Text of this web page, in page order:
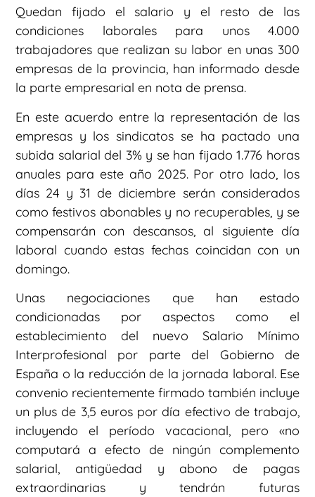
Quedan fijado el salario y el resto de las
condiciones laborales para unos 4.000
trabajadores que realizan su labor en unas 300
empresas de la provincia, han informado desde
la parte empresarial en nota de prensa.
En este acuerdo entre la representación de las
empresas y los sindicatos se ha pactado una
subida salarial del 3% y se han fijado 1.776 horas
anuales para este año 2025. Por otro lado, los
días 24 y 31 de diciembre serán considerados
como festivos abonables y no recuperables, y se
compensarán con descansos, al siguiente día
laboral cuando estas fechas coincidan con un
domingo.
Unas negociaciones que han estado
condicionadas por aspectos como el
establecimiento del nuevo Salario Mínimo
Interprofesional por parte del Gobierno de
España o la reducción de la jornada laboral. Ese
convenio recientemente firmado también incluye
un plus de 3,5 euros por día efectivo de trabajo,
incluyendo el período vacacional, pero «no
computará a efecto de ningún complemento
salarial, antigüedad y abono de pagas
extraordinarias y tendrán futuras